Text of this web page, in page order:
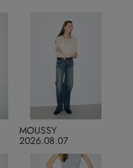
2026.08.07
MOUSSY